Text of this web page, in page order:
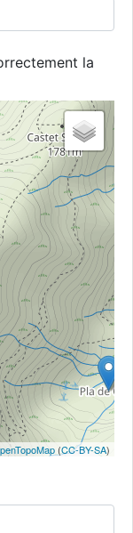
la
(CC-BY-SA)